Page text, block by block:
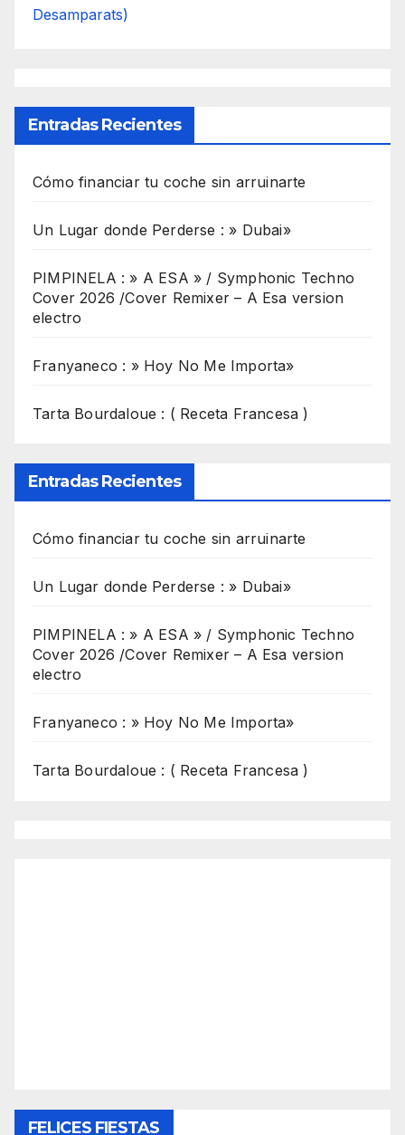
Desamparats)
Entradas Recientes
Cómo financiar tu coche sin arruinarte
Un Lugar donde Perderse : » Dubai»
PIMPINELA : » A ESA » / Symphonic Techno
Cover 2026 /Cover Remixer – A Esa version
electro
Franyaneco : » Hoy No Me Importa»
Tarta Bourdaloue : ( Receta Francesa )
Entradas Recientes
Cómo financiar tu coche sin arruinarte
Un Lugar donde Perderse : » Dubai»
PIMPINELA : » A ESA » / Symphonic Techno
Cover 2026 /Cover Remixer – A Esa version
electro
Franyaneco : » Hoy No Me Importa»
Tarta Bourdaloue : ( Receta Francesa )
FELICES FIESTAS